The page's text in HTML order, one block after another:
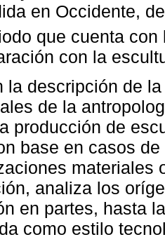
en Occidente,
que cuenta
con la
la descripción de
de la
producción de
base en casos
materiales
analiza los
en partes, hasta
como estilo